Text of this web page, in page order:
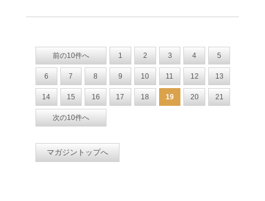
前の10件へ 1 2 3 4 5
6 7 8 9 10 11 12 13
14 15 16 17 18 19 20 21
次の10件へ
マガジントップへ